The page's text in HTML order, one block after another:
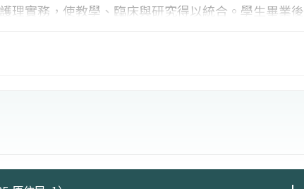
理實務，使教學、臨床與研究得以統合。學生畢業後